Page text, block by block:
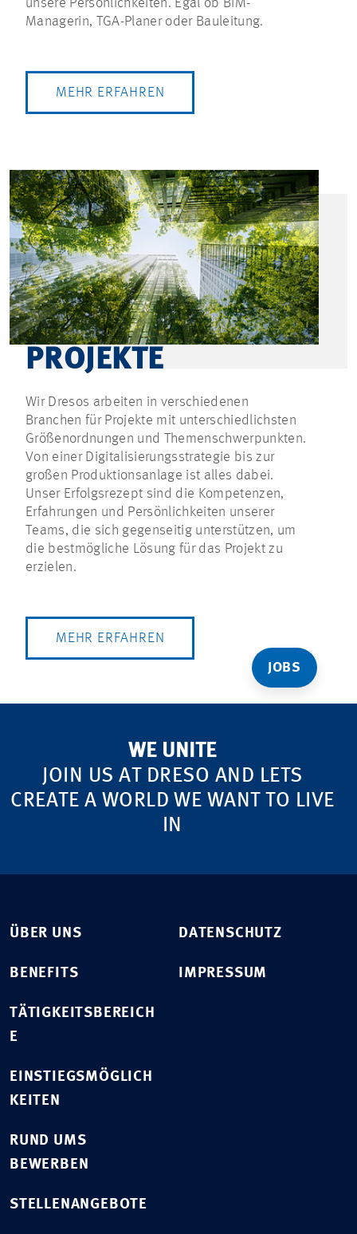
JOBS
unsere Persönlichkeiten. Egal ob BIM-
Managerin, TGA-Planer oder Bauleitung.
MEHR ERFAHREN
PROJEKTE
Wir Dresos arbeiten in verschiedenen
Branchen für Projekte mit unterschiedlichsten
Größenordnungen und Themenschwerpunkten.
Von einer Digitalisierungsstrategie bis zur
großen Produktionsanlage ist alles dabei.
Unser Erfolgsrezept sind die Kompetenzen,
Erfahrungen und Persönlichkeiten unserer
Teams, die sich gegenseitig unterstützen, um
die bestmögliche Lösung für das Projekt zu
erzielen.
MEHR ERFAHREN
WE UNITE
JOIN US AT DRESO AND LETS
CREATE A WORLD WE WANT TO LIVE
IN
ÜBER UNS
BENEFITS
TÄTIGKEITSBEREICH
E
EINSTIEGSMÖGLICH
KEITEN
RUND UMS
BEWERBEN
STELLENANGEBOTE
DATENSCHUTZ
IMPRESSUM